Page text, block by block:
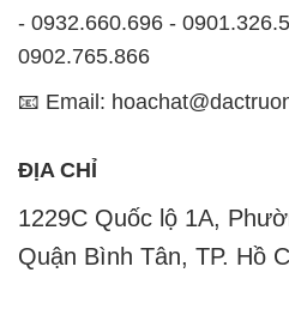
- 0932.660.696 -
0902.765.866
📧 Email:
ĐỊA CHỈ
1229C Quốc lộ 1A,
Quận Bình Tân, TP. Hồ